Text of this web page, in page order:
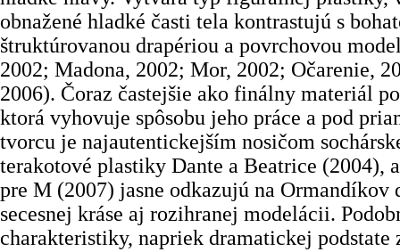
obnažené hladké časti tela kontrastujú s
štruktúrovanou drapériou a povrchovou
2002; Madona, 2002; Mor, 2002; Očarenie,
2006). Čoraz častejšie ako finálny materiál
ktorá vyhovuje spôsobu jeho práce a pod
tvorcu je najautentickejším nosičom
terakotové plastiky Dante a Beatrice (2004),
pre M (2007) jasne odkazujú na Ormandíkov
secesnej kráse aj rozihranej modelácii.
charakteristiky, napriek dramatickej podstate